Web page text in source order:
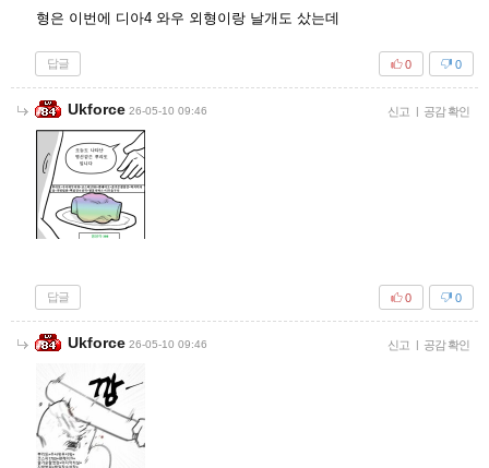
형은 이번에 디아4 와우 외형이랑 날개도 샀는데
답글 0
0
Ukforce 26-05-10 09:46 신고 | 공감 확인
답글 0
0
Ukforce 26-05-10 09:46 신고 | 공감 확인